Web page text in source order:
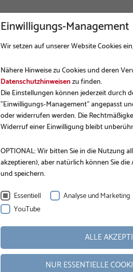
UNTERNEHMEN
Einwilligungs-Management
Wir setzen auf unserer Website Cookies
Nähere Hinweise zu Cookies und deren
Datenschutzhinweisenzu finden.
Die Einstellungen können jederzeit durch
"Einwilligungs-Management" angepasst
oder widerrufen werden. Die
Widerruf einer Einwilligung bleibt
OPTIONAL: Wir bitten Sie in die Nutzung
akzeptieren), aber natürlich können Sie
und speichern.
Essentiell
Analyse und Marketing
YouTube
ALLE
NUR ESSENTIELLE